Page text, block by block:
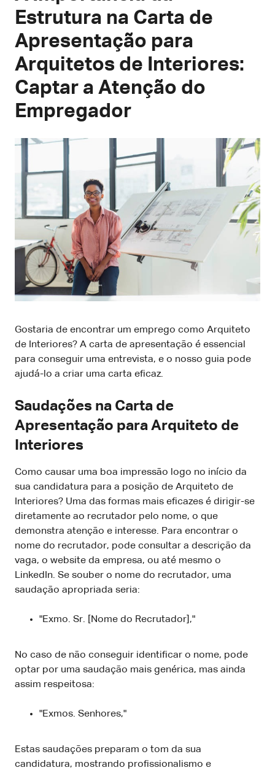
Estrutura na Carta de
Apresentação para
Arquitetos de Interiores:
Captar a Atenção do
Empregador
Gostaria de encontrar um emprego como Arquiteto
de Interiores? A carta de apresentação é essencial
para conseguir uma entrevista, e o nosso guia pode
ajudá-lo a criar uma carta eficaz.
Saudações na Carta de
Apresentação para Arquiteto de
Interiores
Como causar uma boa impressão logo no início da
sua candidatura para a posição de Arquiteto de
Interiores? Uma das formas mais eficazes é dirigir-se
diretamente ao recrutador pelo nome, o que
demonstra atenção e interesse. Para encontrar o
nome do recrutador, pode consultar a descrição da
vaga, o website da empresa, ou até mesmo o
LinkedIn. Se souber o nome do recrutador, uma
saudação apropriada seria:
"Exmo. Sr. [Nome do Recrutador],"
No caso de não conseguir identificar o nome, pode
optar por uma saudação mais genérica, mas ainda
assim respeitosa:
"Exmos. Senhores,"
Estas saudações preparam o tom da sua
candidatura, mostrando profissionalismo e